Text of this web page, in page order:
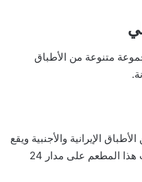
متنوعة من الأطباق
الإيرانية والأجنبية ويقع
في الطابق الأرضي. يتم تقديم خدمات هذا المطعم على مدار 24